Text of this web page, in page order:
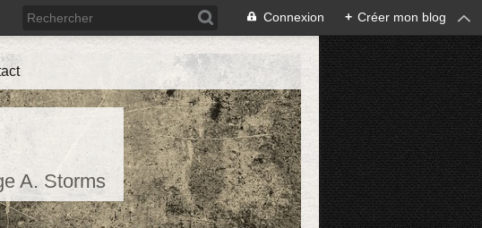
Connexion + Créer mon blog
A. Storms